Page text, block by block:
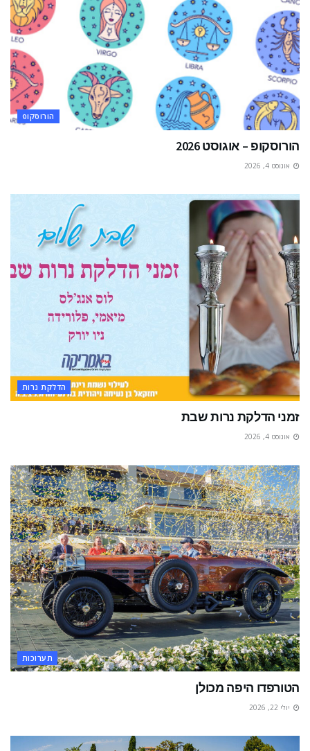
הורוסקופ
הורוסקופ – אוגוסט 2026
אוגוסט 4, 2026
הדלקת נרות
זמני הדלקת נרות שבת
אוגוסט 4, 2026
תערוכות
הטורפדו היפה מכולן
יולי 22, 2026